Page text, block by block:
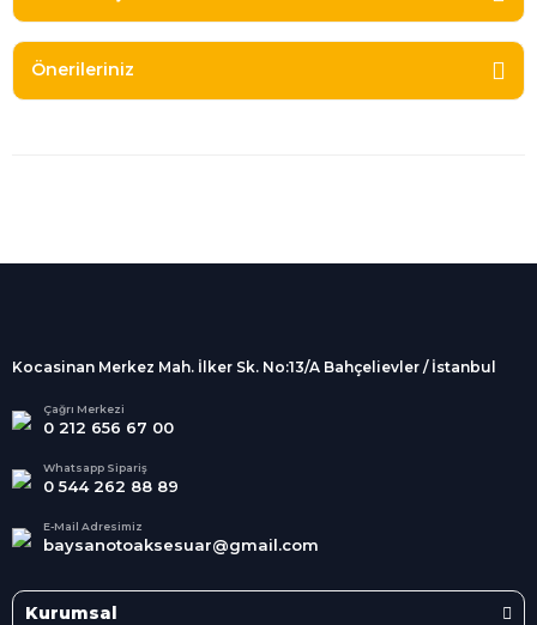
Önerileriniz
Alışveriş
kargolanmaktadır.
Tüm Kredi Kartlarına taksit
seçenekleri
Kocasinan Merkez Mah. İlker Sk. No:13/A Bahçelievler / İstanbul
Çağrı Merkezi
0 212 656 67 00
Whatsapp Sipariş
0 544 262 88 89
E-Mail Adresimiz
baysanotoaksesuar@gmail.com
Kurumsal